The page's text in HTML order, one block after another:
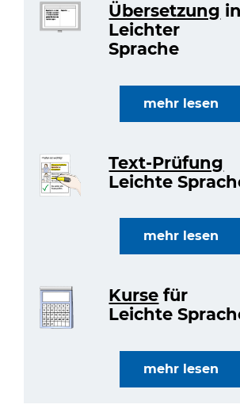
Übersetzung in
Leichter
Sprache
mehr lesen
Text-Prüfung
Leichte
mehr lesen
Kurse für
Leichte
mehr lesen